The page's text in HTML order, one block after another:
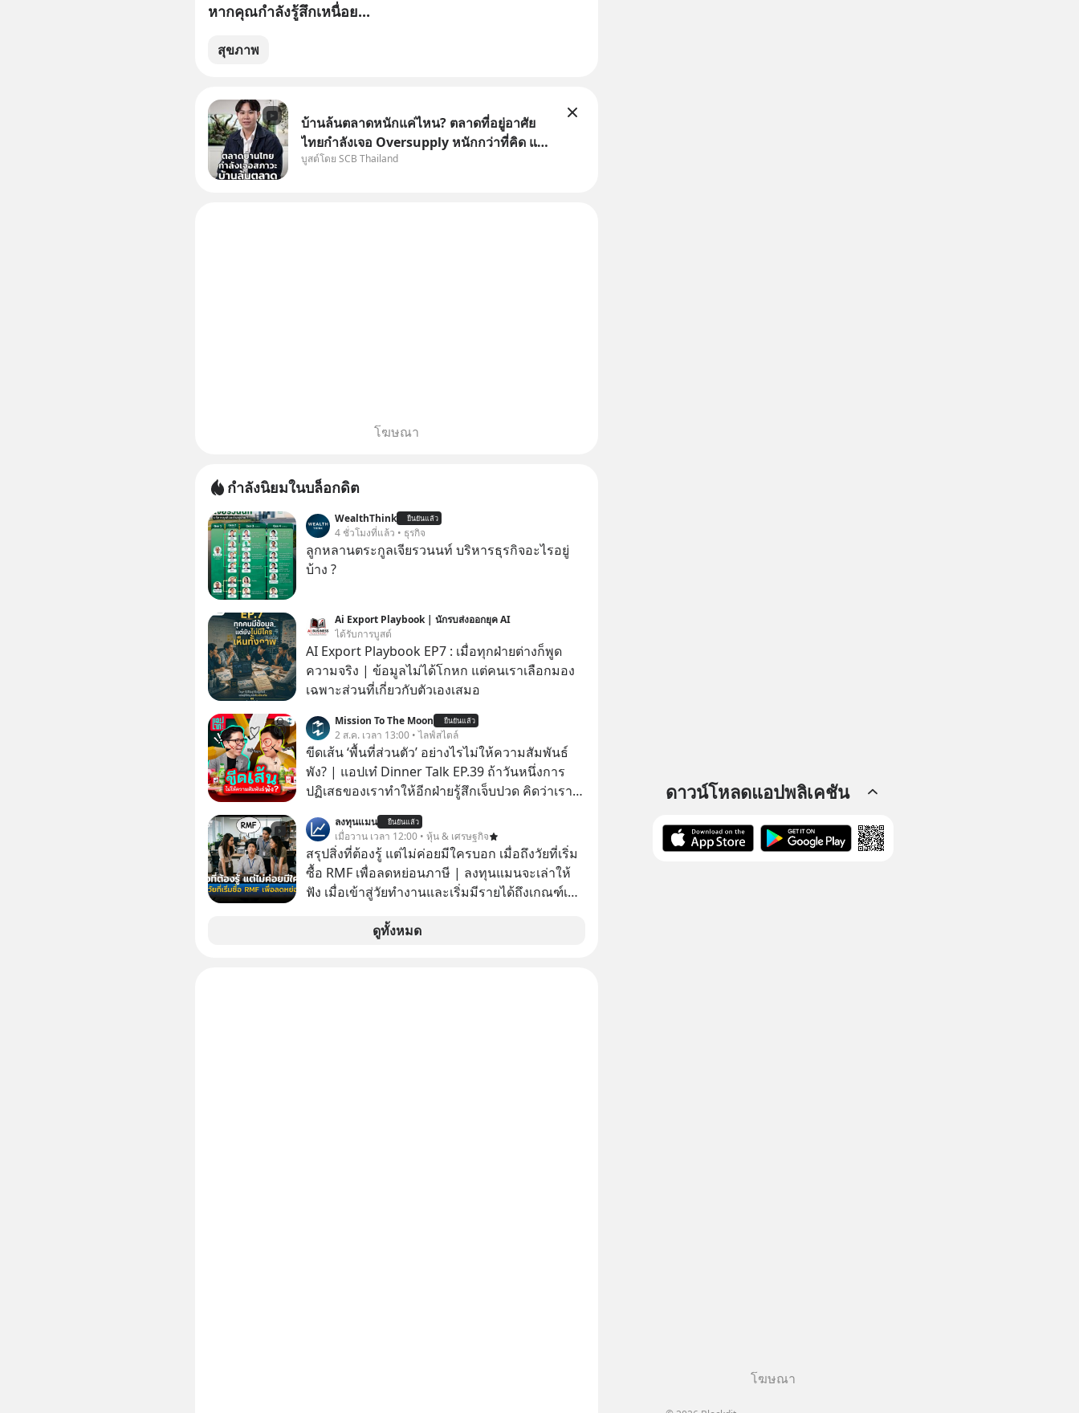
หากคุณกำลังรู้สึกเหนื่อย...
สุขภาพ
บ้านล้นตลาดหนักแค่ไหน? ตลาดที่อยู่อาศัย
ไทยกำลังเจอ Oversupply หนักกว่าที่คิด และ
ปัญหานี้อาจไม่ได้จบแค่เรื่องเศรษฐกิจ
บูสต์โดย SCB Thailand
โฆษณา
กำลังนิยมในบล็อกดิต
WealthThink ยืนยันแล้ว
4 ชั่วโมงที่แล้ว • ธุรกิจ
ลูกหลานตระกูลเจียรวนนท์ บริหารธุรกิจอะไรอยู่
บ้าง ?
Ai Export Playbook | นักรบส่งออกยุค AI
ได้รับการบูสต์
AI Export Playbook EP7 : เมื่อทุกฝ่ายต่างก็พูด
ความจริง | ข้อมูลไม่ได้โกหก แต่คนเราเลือกมอง
เฉพาะส่วนที่เกี่ยวกับตัวเองเสมอ
Mission To The Moon ยืนยันแล้ว
2 ส.ค. เวลา 13:00 • ไลฟ์สไตล์
ขีดเส้น ‘พื้นที่ส่วนตัว’ อย่างไรไม่ให้ความสัมพันธ์
พัง? | แอปเท๋ Dinner Talk EP.39 ถ้าวันหนึ่งการ
ปฏิเสธของเราทำให้อีกฝ่ายรู้สึกเจ็บปวด คิดว่าเรา
ไม่เคยปฏิเสธใครอย่างนี้มาก่อน แต่พอตั้งใจจะ
‘สร้างขอบเขต’ เพื่อตัวเองดูสักครั้ง กลับทำให้เกิด
รอยร้าวในความสัมพันธ์เสียอย่างนั้น โดยรายการ
แอปเท๋ Dinner Talk ในวันนี้โฮสต์ทั้ง 2 ท่าน แทป-
รวิศ หาญอุตสาหะ และ เอ๋ นิ้วกลม-สราวุธ เฮ้ง
สวัสดิ์ จะพาทุกคนไปสำรวจวิธีสร้างขอบเขตเพื่อ
รักษาใจของตัวเองและรักษาความสัมพันธ์ของคน
ลงทุนแมน ยืนยันแล้ว
เมื่อวาน เวลา 12:00 • หุ้น & เศรษฐกิจ
สรุปสิ่งที่ต้องรู้ แต่ไม่ค่อยมีใครบอก เมื่อถึงวัยที่เริ่ม
ซื้อ RMF เพื่อลดหย่อนภาษี | ลงทุนแมนจะเล่าให้
ฟัง เมื่อเข้าสู่วัยทำงานและเริ่มมีรายได้ถึงเกณฑ์เสีย
เพราะนอกจากจะช่วยลดหย่อนภาษีได้แล้ว ยังเป็น
ดูทั้งหมด
ดาวน์โหลดแอปพลิเคชัน
โฆษณา